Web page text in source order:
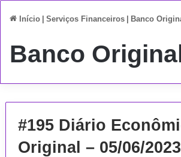
Início Serviços Financeiros Banco
Banco
#195 Diário
Original – 05/06/2023